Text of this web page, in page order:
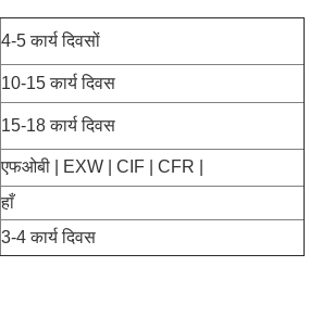
4-5 कार्य दिवसों
10-15 कार्य दिवस
15-18 कार्य दिवस
एफओबी | EXW | CIF | CFR |
हाँ
3-4 कार्य दिवस